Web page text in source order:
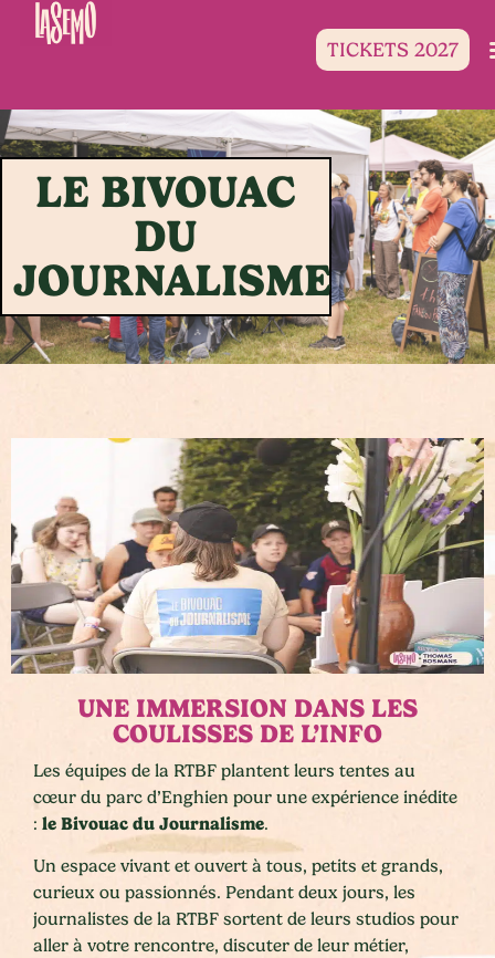
TICKETS 2027
LE BIVOUAC
DU
JOURNALISME
UNE IMMERSION DANS LES
COULISSES DE L’INFO
Les équipes de la RTBF plantent leurs tentes au
cœur du parc d’Enghien pour une expérience inédite
: le Bivouac du Journalisme.
Un espace vivant et ouvert à tous, petits et grands,
curieux ou passionnés. Pendant deux jours, les
journalistes de la RTBF sortent de leurs studios pour
aller à votre rencontre, discuter de leur métier,